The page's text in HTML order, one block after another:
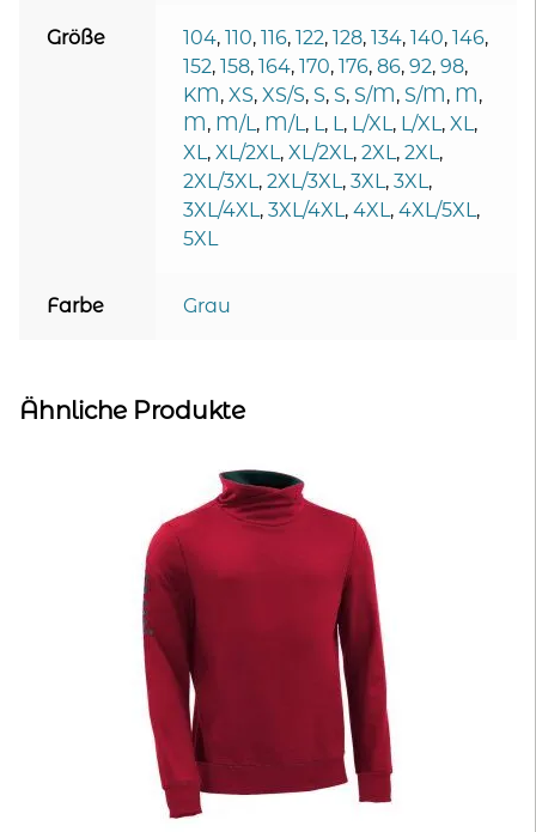
Größe 104, 110, 116, 122, 128, 134, 140, 146,
152, 158, 164, 170, 176, 86, 92, 98,
KM, XS, XS/S, S, S, S/M, S/M, M,
M, M/L, M/L, L, L, L/XL, L/XL, XL,
XL, XL/2XL, XL/2XL, 2XL, 2XL,
2XL/3XL, 2XL/3XL, 3XL, 3XL,
3XL/4XL, 3XL/4XL, 4XL, 4XL/5XL,
5XL
Farbe Grau
Ähnliche Produkte